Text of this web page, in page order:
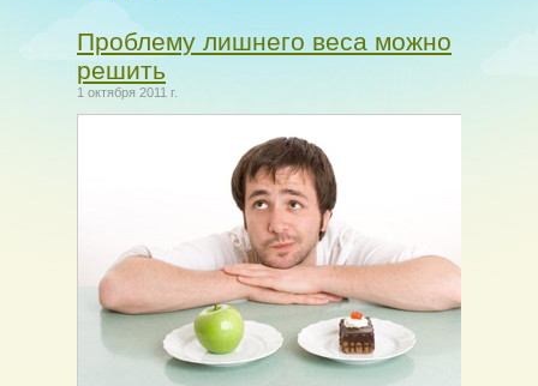
Проблему лишнего веса можно
решить
1 октября 2011 г.